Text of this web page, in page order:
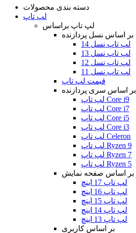
دسته بندی محصولات
لپ تاپ
لپ تاپ براساس
بر اساس نسل پردازنده
لپ تاپ نسل 14
لپ تاپ نسل 13
لپ تاپ نسل 12
لپ تاپ نسل 11
قیمت لپ تاپ
بر اساس سری پردازنده
لپ تاپ Core i9
لپ تاپ Core i7
لپ تاپ Core i5
لپ تاپ Core i3
لپ تاپ Celeron
لپ تاپ Ryzen 9
لپ تاپ Ryzen 7
لپ تاپ Ryzen 5
بر اساس صفحه نمایش
لپ تاپ 17 اینچ
لپ تاپ 16 اینچ
لپ تاپ 15 اینچ
لپ تاپ 14 اینچ
لپ تاپ 13 اینچ
بر اساس کاربری